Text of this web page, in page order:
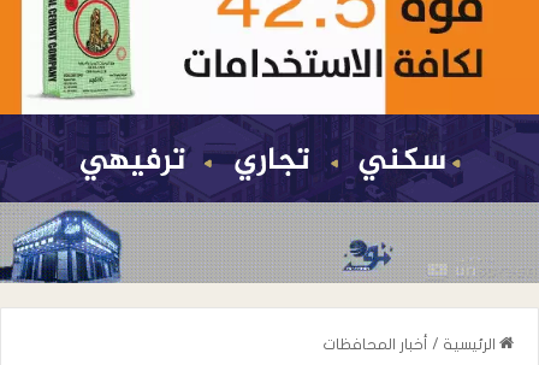
الرئيسية / أخبار المحافظات